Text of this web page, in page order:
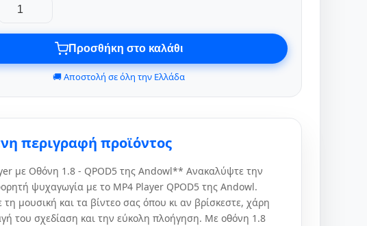
Προσθήκη στο καλάθι
🚚 Αποστολή σε όλη την Ελλάδα
περιγραφή προϊόντος
με Οθόνη 1.8 - QPOD5 της Andowl** Ανακαλύψτε την
ψυχαγωγία με το MP4 Player QPOD5 της Andowl.
μουσική και τα βίντεο σας όπου κι αν βρίσκεστε, χάρη
του σχεδίαση και την εύκολη πλοήγηση. Με οθόνη 1.8